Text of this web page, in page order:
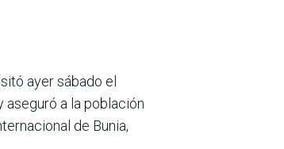
ayer sábado el
aseguró a la población
de Bunia,